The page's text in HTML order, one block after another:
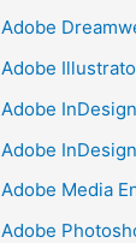
Adobe
Adobe
Adobe InDesign
Adobe
Adobe Media
Adobe